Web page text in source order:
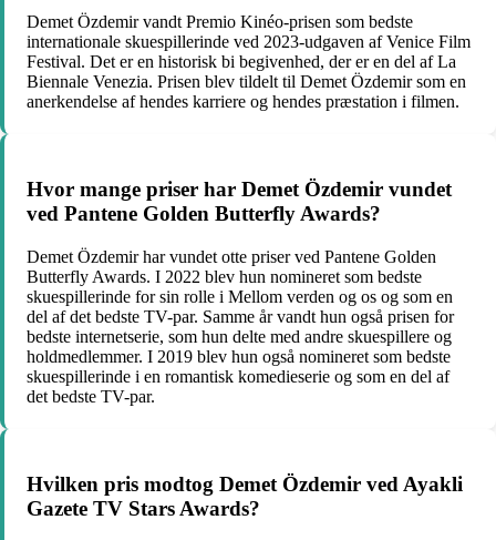
Demet Özdemir vandt Premio Kinéo-prisen som bedste
internationale skuespillerinde ved 2023-udgaven af Venice Film
Festival. Det er en historisk bi begivenhed, der er en del af La
Biennale Venezia. Prisen blev tildelt til Demet Özdemir som en
anerkendelse af hendes karriere og hendes præstation i filmen.
Hvor mange priser har Demet Özdemir vundet
ved Pantene Golden Butterfly Awards?
Demet Özdemir har vundet otte priser ved Pantene Golden
Butterfly Awards. I 2022 blev hun nomineret som bedste
skuespillerinde for sin rolle i Mellom verden og os og som en
del af det bedste TV-par. Samme år vandt hun også prisen for
bedste internetserie, som hun delte med andre skuespillere og
holdmedlemmer. I 2019 blev hun også nomineret som bedste
skuespillerinde i en romantisk komedieserie og som en del af
det bedste TV-par.
Hvilken pris modtog Demet Özdemir ved Ayakli
Gazete TV Stars Awards?